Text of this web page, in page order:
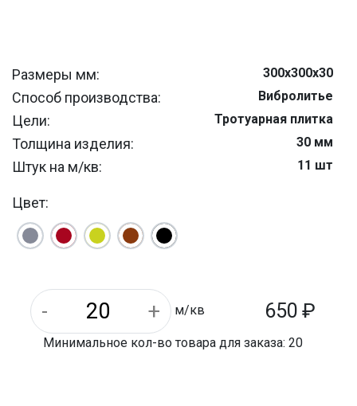
Размеры мм: 300х300х30
Способ производства: Вибролитье
Цели: Тротуарная плитка
Толщина изделия: 30 мм
Штук на м/кв: 11 шт
Вес 1 шт.:
Длина:
Цвет:
м/кв 650 ₽
Минимальное кол-во товара для заказа: 20